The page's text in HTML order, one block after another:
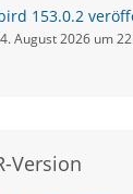
153.0.2
4. August 2026 um
Version